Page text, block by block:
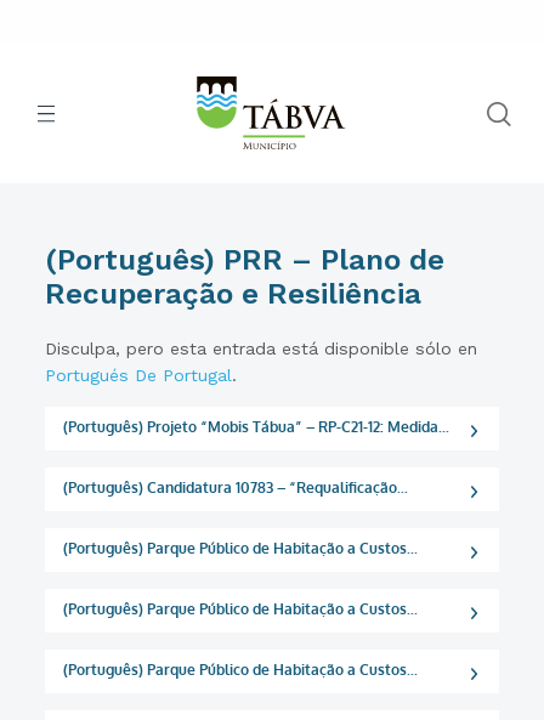
(Português) PRR – Plano de
Recuperação e Resiliência
Disculpa, pero esta entrada está disponible sólo en
Portugués De Portugal.
(Português) Projeto “Mobis Tábua” – RP-C21-12: Medida...
(Português) Candidatura 10783 – “Requalificação...
(Português) Parque Público de Habitação a Custos...
(Português) Parque Público de Habitação a Custos...
(Português) Parque Público de Habitação a Custos...